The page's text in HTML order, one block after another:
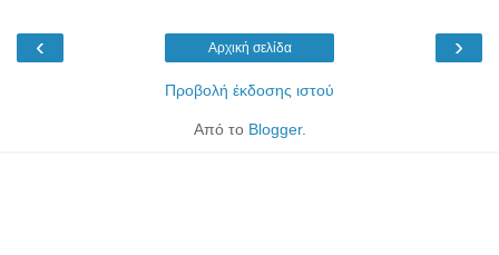
‹ ›
Αρχική σελίδα
Προβολή έκδοσης ιστού
Από το Blogger.